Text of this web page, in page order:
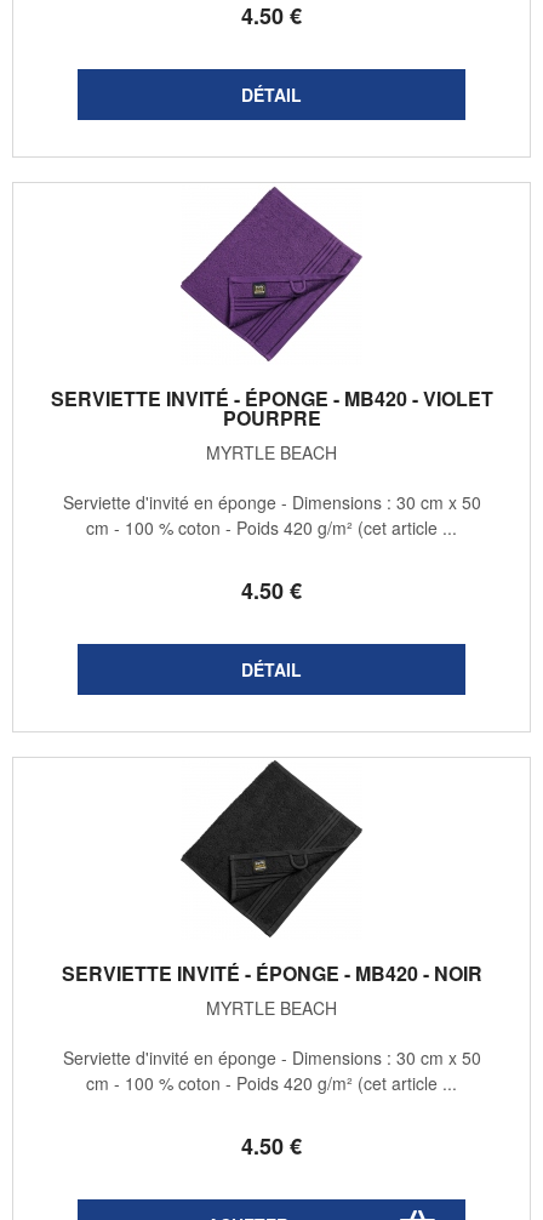
4.50€
SERVIETTE INVITÉ - ÉPONGE - MB420 - VIOLET
POURPRE
MYRTLE BEACH
4.50€
Serviette d'invité en éponge - Dimensions : 30 cm x 50
cm - 100 % coton - Poids 420 g/m² (cet article ...
SERVIETTE INVITÉ - ÉPONGE - MB420 - NOIR
MYRTLE BEACH
4.50€
Serviette d'invité en éponge - Dimensions : 30 cm x 50
cm - 100 % coton - Poids 420 g/m² (cet article ...